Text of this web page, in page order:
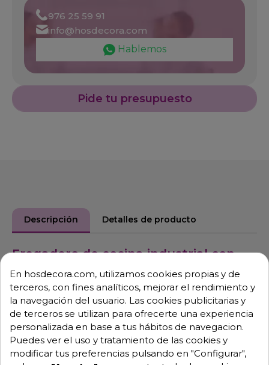
976 25 59 91
info@hosdecora.com
Hablemos
Pide tu presupuesto
Descripción Detalles de producto
Fregadero de cocina industrial con
patas al suelo
Fácil y rápido montaje mediante tornillería Allen (se
incluye llave).
Fregaderos fabricados íntegramente en acero
inoxidable AISI-304 18/10 con acabado satinado.
Peto trasero de 10 cm y canto frontal de 5 cm en
En hosdecora.com, utilizamos cookies propias y de
terceros, con fines analíticos, mejorar el rendimiento y
la navegación del usuario. Las cookies publicitarias y
de terceros se utilizan para ofrecerte una experiencia
personalizada en base a tus hábitos de navegacion.
Puedes ver el uso y tratamiento de las cookies y
modificar tus preferencias pulsando en "Configurar",